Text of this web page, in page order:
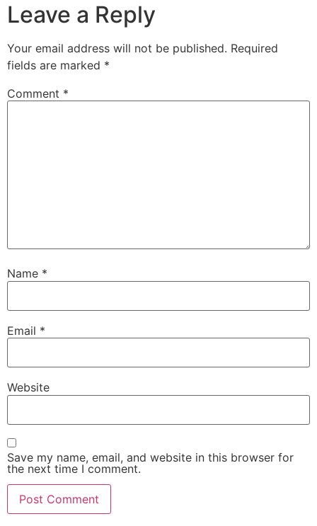
Leave a Reply
Your email address will not be published. Required
fields are marked *
Comment *
Name *
Email *
Website
Save my name, email, and website in this browser for
the next time I comment.